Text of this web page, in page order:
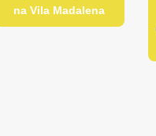
na Vila Madalena